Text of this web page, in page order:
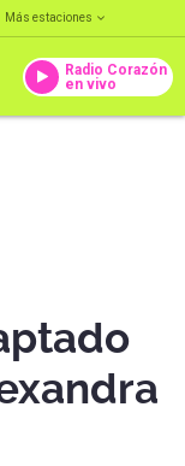
Más estaciones
Radio Corazón
en vivo